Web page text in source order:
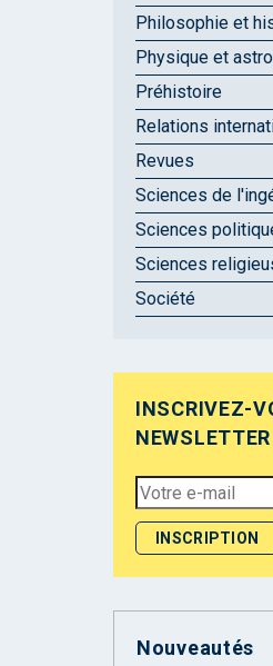
Philosophie et
Physique et
Préhistoire
Relations
Revues
Sciences de
Sciences
Sciences
Société
INSCRIVEZ-
Nouveautés